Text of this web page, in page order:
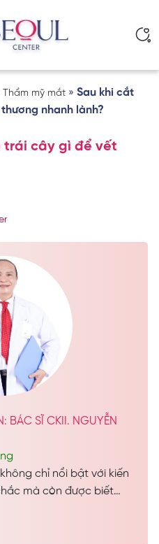
Thẩm mỹ mắt » Sau khi cắt
nhanh lành?
trái cây gì để vết
BÁC SĨ CKII. NGUYỄN
chỉ nổi bật với kiến
mà còn được biết
tâm huyết, luôn tận
của bệnh nhân. Hiện